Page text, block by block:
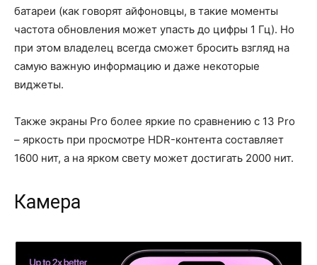
батареи (как говорят айфоновцы, в такие моменты
частота обновления может упасть до цифры 1 Гц). Но
при этом владелец всегда сможет бросить взгляд на
самую важную информацию и даже некоторые
виджеты.
Также экраны Pro более яркие по сравнению с 13 Pro
– яркость при просмотре HDR-контента составляет
1600 нит, а на ярком свету может достигать 2000 нит.
Камера